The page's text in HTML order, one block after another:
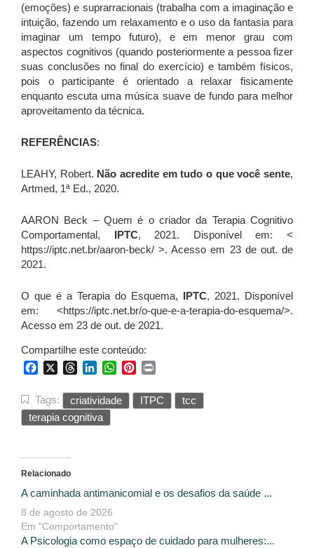
(emoções) e suprarracionais (trabalha com a imaginação e
intuição, fazendo um relaxamento e o uso da fantasia para
imaginar um tempo futuro), e em menor grau com
aspectos cognitivos (quando posteriormente a pessoa fizer
suas conclusões no final do exercício) e também físicos,
pois o participante é orientado a relaxar fisicamente
enquanto escuta uma música suave de fundo para melhor
aproveitamento da técnica.
REFERÊNCIAS:
LEAHY, Robert. Não acredite em tudo o que você sente,
Artmed, 1ª Ed., 2020.
AARON Beck – Quem é o criador da Terapia Cognitivo
Comportamental, IPTC, 2021. Disponível em: <
https://iptc.net.br/aaron-beck/ >. Acesso em 23 de out. de
2021.
O que é a Terapia do Esquema, IPTC, 2021. Disponível
em: <https://iptc.net.br/o-que-e-a-terapia-do-esquema/>.
Acesso em 23 de out. de 2021.
Compartilhe este conteúdo:
FacebookThreadsLinkedInWhatsApp
Pinterest
Tags: criatividade ITPC
tcc
terapia cognitiva
Relacionado
A caminhada antimanicomial e os desafios da saúde ...
8 de agosto de 2026
Em "Comportamento"
A Psicologia como espaço de cuidado para mulheres:...